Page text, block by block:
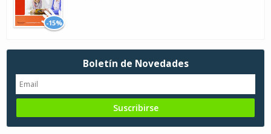
-15%
Boletín de Novedades